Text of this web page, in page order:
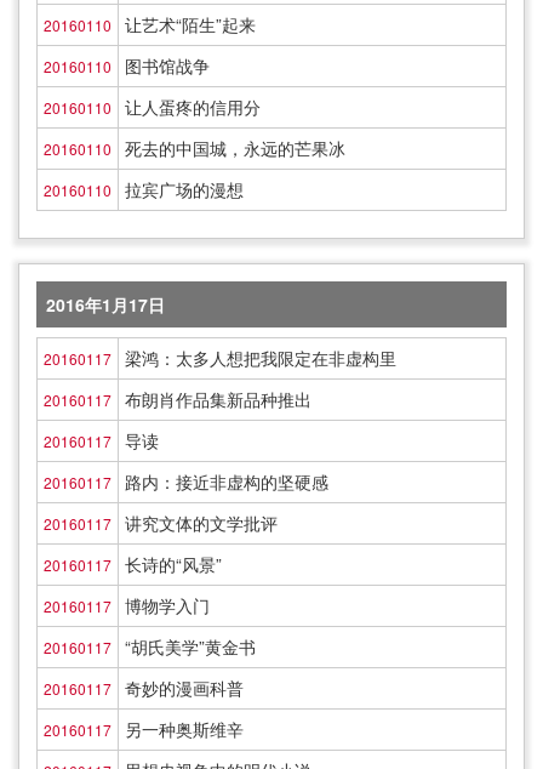
20160110 让艺术“陌生”起来
20160110 图书馆战争
20160110 让人蛋疼的信用分
20160110 死去的中国城，永远的芒果冰
20160110 拉宾广场的漫想
2016年1月17日
20160117 梁鸿：太多人想把我限定在非虚构里
20160117 布朗肖作品集新品种推出
20160117 导读
20160117 路内：接近非虚构的坚硬感
20160117 讲究文体的文学批评
20160117 长诗的“风景”
20160117 博物学入门
20160117 “胡氏美学”黄金书
20160117 奇妙的漫画科普
20160117 另一种奥斯维辛